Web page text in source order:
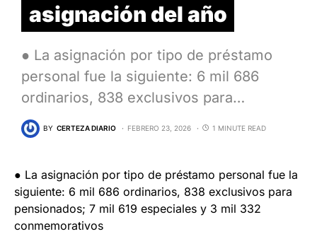
asignación del año
● La asignación por tipo de préstamo
personal fue la siguiente: 6 mil 686
ordinarios, 838 exclusivos para…
BY CERTEZA DIARIO FEBRERO 23, 2026 1 MINUTE READ
● La asignación por tipo de préstamo personal fue la
siguiente: 6 mil 686 ordinarios, 838 exclusivos para
pensionados; 7 mil 619 especiales y 3 mil 332
conmemorativos